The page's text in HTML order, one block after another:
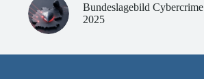
Bundeslagebild Cybercrime
2025